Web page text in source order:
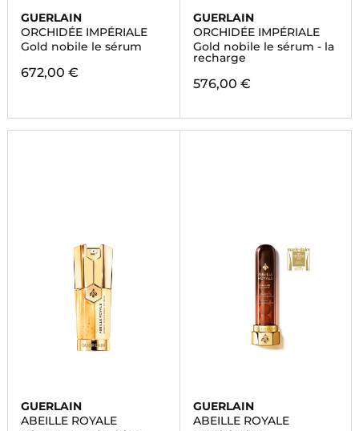
GUERLAIN
ORCHIDÉE IMPÉRIALE
Gold nobile le sérum
672,00 €
GUERLAIN
ORCHIDÉE IMPÉRIALE
Gold nobile le sérum - la
recharge
576,00 €
GUERLAIN
ABEILLE ROYALE
GUERLAIN
ABEILLE ROYALE